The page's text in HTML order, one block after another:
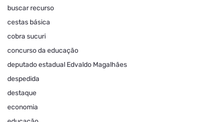
buscar recurso
cestas básica
cobra sucuri
concurso da educação
deputado estadual Edvaldo Magalhães
despedida
destaque
economia